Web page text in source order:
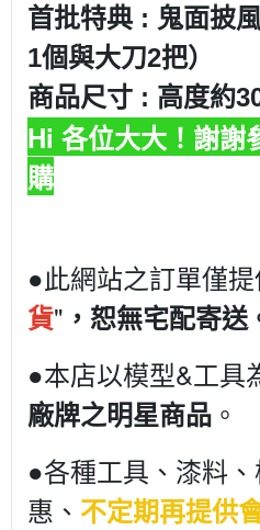
首批特典 : 鬼面披
1個與大刀2把）
商品尺寸 : 高度約
Hi 各位大大！謝謝
購
●此網站之訂單僅
貨" ，恕無宅配寄送
●本店以模型&工具
廠牌之明星商品 。
●各種工具、漆料
惠、 不定期再提供